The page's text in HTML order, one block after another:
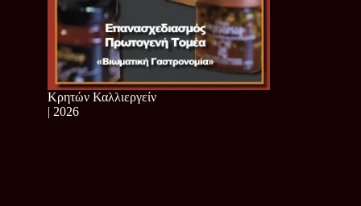
Κρητών Καλλιεργείν
| 2026